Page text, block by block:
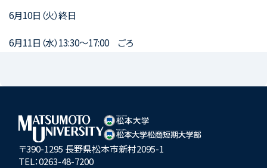
6月10日（火）終日
6月11日（水）13:30～17:00 ごろ
〒390-1295 長野県松本市新村2095-1
TEL：0263-48-7200